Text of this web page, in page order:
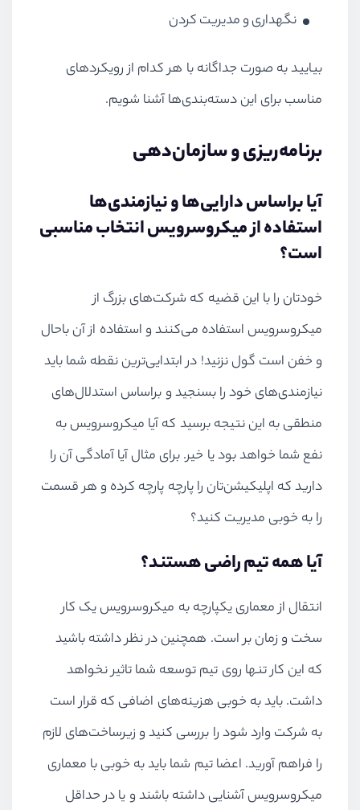
نگهداری و مدیریت کردن
بیایید به صورت جداگانه با هر کدام از رویکردهای
مناسب برای این دسته‌بندی‌ها آشنا شویم.
برنامه‌ریزی و سازمان‌دهی
آیا براساس دارایی‌ها و نیازمندی‌ها
استفاده از میکروسرویس انتخاب مناسبی
است؟
خودتان را با این قضیه که شرکت‌های بزرگ از
میکروسرویس استفاده می‌کنند و استفاده از آن باحال
و خفن است گول نزنید! در ابتدایی‌ترین نقطه شما باید
نیازمندی‌های خود را بسنجید و براساس استدلال‌های
منطقی به این نتیجه برسید که آیا میکروسرویس به
نفع شما خواهد بود یا خیر. برای مثال آیا آمادگی آن را
دارید که اپلیکیشن‌تان را پارچه پارچه کرده و هر قسمت
را به خوبی مدیریت کنید؟
آیا همه تیم راضی هستند؟
انتقال از معماری یکپارچه به میکروسرویس یک کار
سخت و زمان بر است. همچنین در نظر داشته باشید
که این کار تنها روی تیم توسعه شما تاثیر نخواهد
داشت. باید به خوبی هزینه‌های اضافی که قرار است
به شرکت وارد شود را بررسی کنید و زیرساخت‌های لازم
را فراهم آورید. اعضا تیم شما باید به خوبی با معماری
میکروسرویس آشنایی داشته باشند و یا در حداقل